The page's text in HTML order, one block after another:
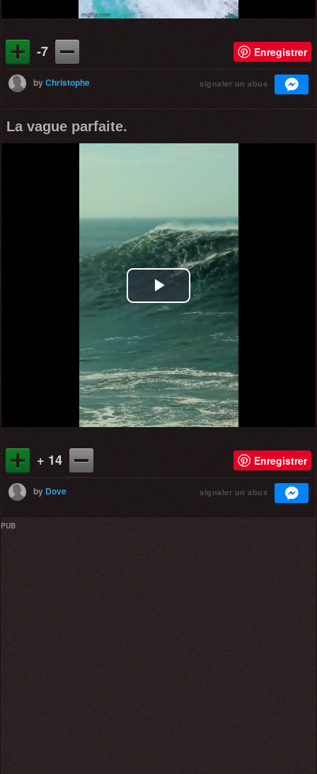
-7 Enregistrer
byChristophe signaler un abus
La vague parfaite.
Play
Video
+ 14 Enregistrer
by Dove signaler un abus
PUB